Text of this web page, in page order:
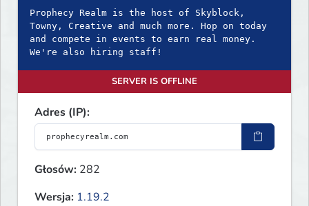
Prophecy Realm is the host of Skyblock,
Towny, Creative and much more. Hop on today
and compete in events to earn real money.
We're also hiring staff!
SERVER IS OFFLINE
Adres (IP):
Głosów: 282
Wersja: 1.19.2